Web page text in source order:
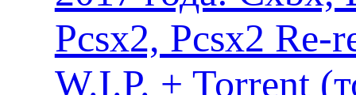
Pcsx2, Pcsx2
W.I.P. + Torrent